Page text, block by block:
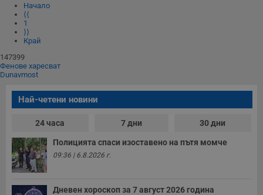
Начало
⟨⟨
1
⟩⟩
Край
147399
Фенове харесват
Dunavmost
Най-четени новини
24 часа 7 дни 30 дни
Полицията спаси изоставено на пътя момче
09:36 | 6.8.2026 г.
Дневен хороскоп за 7 август 2026 година